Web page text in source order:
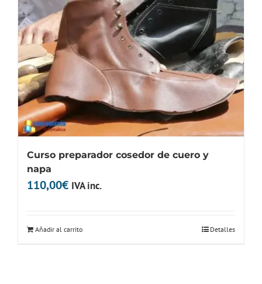
Curso preparador cosedor de cuero y
napa
110,00€ IVA inc.
Añadir al carrito Detalles